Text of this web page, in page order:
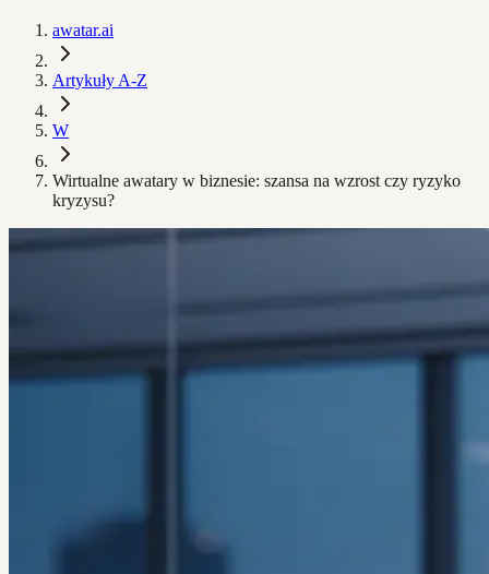
awatar.ai
Artykuły A-Z
W
Wirtualne awatary w biznesie: szansa na wzrost czy ryzyko
kryzysu?